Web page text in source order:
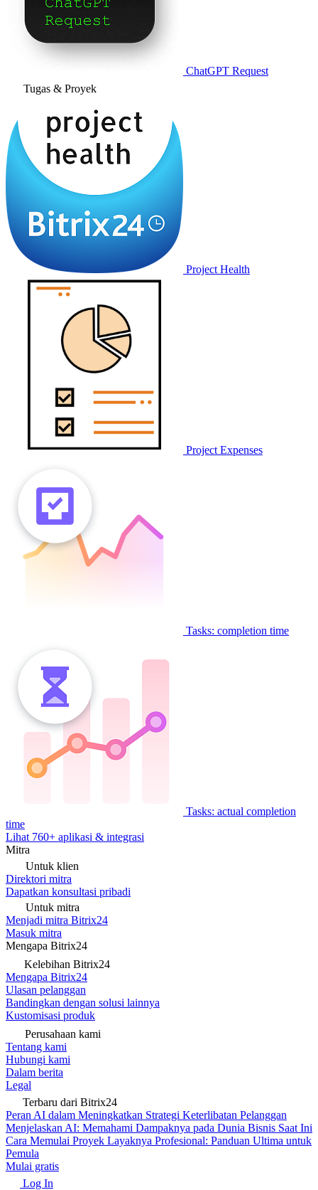
ChatGPT Request
Tugas & Proyek
Project Health
Project Expenses
Tasks: completion time
Tasks: actual completion
time
Lihat 760+ aplikasi & integrasi
Mitra
Untuk klien
Direktori mitra
Dapatkan konsultasi pribadi
Untuk mitra
Menjadi mitra Bitrix24
Masuk mitra
Mengapa Bitrix24
Kelebihan Bitrix24
Mengapa Bitrix24
Ulasan pelanggan
Bandingkan dengan solusi lainnya
Kustomisasi produk
Perusahaan kami
Tentang kami
Hubungi kami
Dalam berita
Legal
Terbaru dari Bitrix24
Peran AI dalam Meningkatkan Strategi Keterlibatan Pelanggan
Menjelaskan AI: Memahami Dampaknya pada Dunia Bisnis Saat Ini
Cara Memulai Proyek Layaknya Profesional: Panduan Ultima untuk
Pemula
Mulai gratis
Log In